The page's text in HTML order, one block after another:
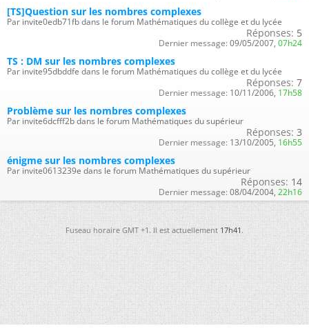
[TS]Question sur les nombres complexes
Par invite0edb71fb dans le forum Mathématiques du collège et du lycée
Réponses: 5
Dernier message: 09/05/2007, 07h24
TS : DM sur les nombres complexes
Par invite95dbddfe dans le forum Mathématiques du collège et du lycée
Réponses: 7
Dernier message: 10/11/2006, 17h58
Problème sur les nombres complexes
Par invite6dcfff2b dans le forum Mathématiques du supérieur
Réponses: 3
Dernier message: 13/10/2005, 16h55
énigme sur les nombres complexes
Par invite0613239e dans le forum Mathématiques du supérieur
Réponses: 14
Dernier message: 08/04/2004, 22h16
Fuseau horaire GMT +1. Il est actuellement17h41.